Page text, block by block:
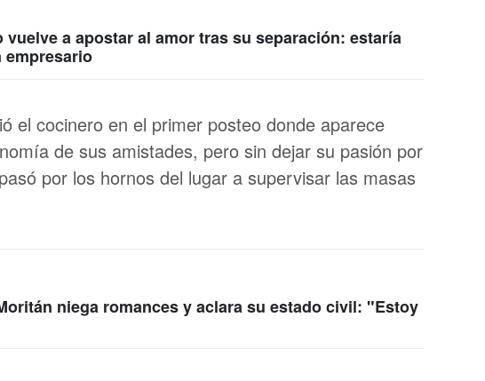
vuelve a apostar al amor tras su separación: estaría
empresario
el cocinero en el primer posteo donde aparece
de sus amistades, pero sin dejar su pasión por
por los hornos del lugar a supervisar las masas
niega romances y aclara su estado civil: "Estoy